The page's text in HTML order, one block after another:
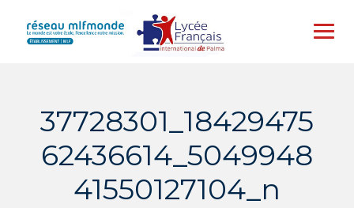
content
37728301_18429475
62436614_5049948
41550127104_n